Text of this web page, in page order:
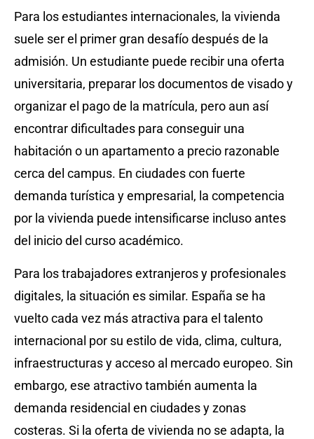
Para los estudiantes internacionales, la vivienda
suele ser el primer gran desafío después de la
admisión. Un estudiante puede recibir una oferta
universitaria, preparar los documentos de visado y
organizar el pago de la matrícula, pero aun así
encontrar dificultades para conseguir una
habitación o un apartamento a precio razonable
cerca del campus. En ciudades con fuerte
demanda turística y empresarial, la competencia
por la vivienda puede intensificarse incluso antes
del inicio del curso académico.
Para los trabajadores extranjeros y profesionales
digitales, la situación es similar. España se ha
vuelto cada vez más atractiva para el talento
internacional por su estilo de vida, clima, cultura,
infraestructuras y acceso al mercado europeo. Sin
embargo, ese atractivo también aumenta la
demanda residencial en ciudades y zonas
costeras. Si la oferta de vivienda no se adapta, la